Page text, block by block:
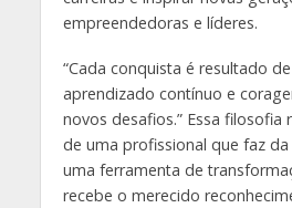
empreendedoras e líderes.
“Cada conquista é resultado
aprendizado contínuo e
novos desafios.” Essa filosofia
de uma profissional que faz
uma ferramenta de
recebe o merecido